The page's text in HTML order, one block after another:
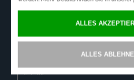
Newsletter
WOLLEN SIE ÜBER
INFORMIERT